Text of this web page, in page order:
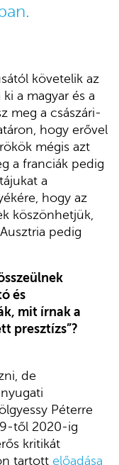
követelik az
a magyar és a
meg a császári-
hogy erővel
mégis azt
a franciák pedig
a
hogy az
köszönhetjük,
pedig
és
mit írnak a
presztízs”?
de
Péterre
től 2020-ig
kritikát
tartott előadása